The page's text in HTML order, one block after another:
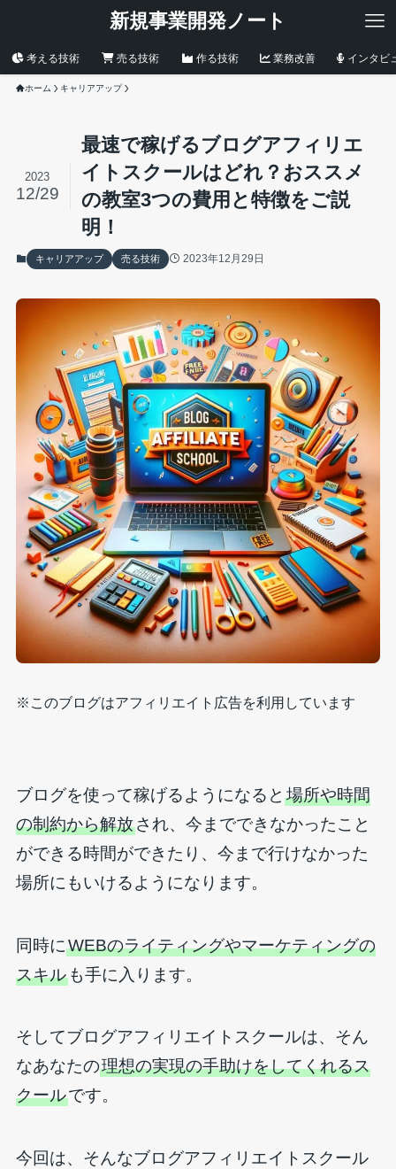
新規事業開発ノート
考える技術 売る技術 作る技術 業務改善 インタビ
ホーム キャリアアップ
最速で稼げるブログアフィリエ
イトスクールはどれ？おススメ
の教室3つの費用と特徴をご説
明！
2023
12/29
キャリアアップ 売る技術 2023年12月29日
※このブログはアフィリエイト広告を利用しています
ブログを使って稼げるようになると 場所や時間
の制約から解放され、今までできなかったこと
ができる時間ができたり、今まで行けなかった
場所にもいけるようになります。
同時にWEBのライティングやマーケティングの
スキルも手に入ります。
そしてブログアフィリエイトスクールは、そん
なあなたの理想の実現の手助けをしてくれるス
クールです。
今回は、そんなブログアフィリエイトスクール